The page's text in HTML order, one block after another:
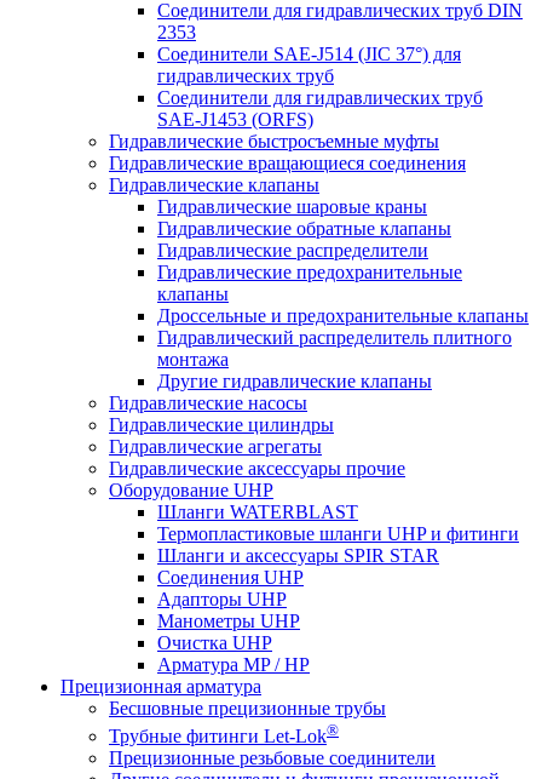
Соединители для гидравлических труб DIN
2353
Соединители SAE-J514 (JIC 37°) для
гидравлических труб
Соединители для гидравлических труб
SAE-J1453 (ORFS)
Гидравлические быстросъемные муфты
Гидравлические вращающиеся соединения
Гидравлические клапаны
Гидравлические шаровые краны
Гидравлические обратные клапаны
Гидравлические распределители
Гидравлические предохранительные
клапаны
Дроссельные и предохранительные клапаны
Гидравлический распределитель плитного
монтажа
Другие гидравлические клапаны
Гидравлические насосы
Гидравлические цилиндры
Гидравлические агрегаты
Гидравлические аксессуары прочие
Оборудование UHP
Шланги WATERBLAST
Термопластиковые шланги UHP и фитинги
Шланги и аксессуары SPIR STAR
Соединения UHP
Адапторы UHP
Манометры UHP
Очистка UHP
Арматура MP / HP
Прецизионная арматура
Бесшовные прецизионные трубы
Трубные фитинги Let-Lok®
Прецизионные резьбовые соединители